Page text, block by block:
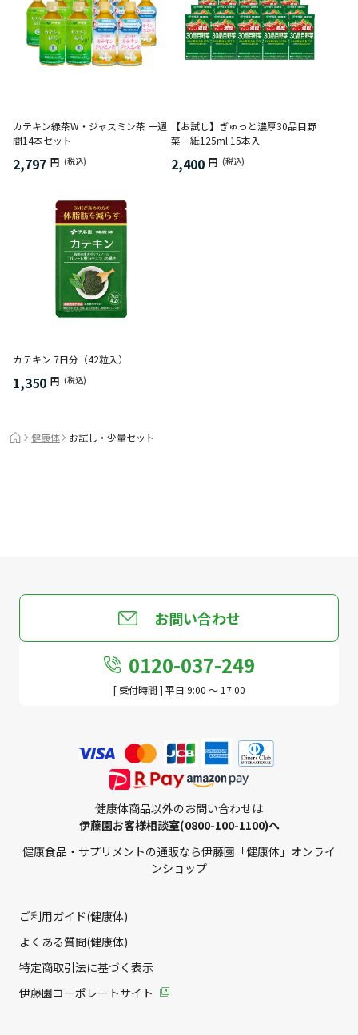
カテキン緑茶W・ジャスミン茶 一週
間14本セット
2,797 円 (税込)
【お試し】ぎゅっと濃厚30品目野
菜 紙125ml 15本入
2,400 円 (税込)
カテキン 7日分（42粒入）
1,350 円 (税込)
健康体 お試し・少量セット
お問い合わせ
0120-037-249
[ 受付時間 ] 平日 9:00 ～ 17:00
健康体商品以外のお問い合わせは
伊藤園お客様相談室(0800-100-1100)へ
健康食品・サプリメントの通販なら伊藤園「健康体」オンライ
ンショップ
ご利用ガイド(健康体)
よくある質問(健康体)
特定商取引法に基づく表示
伊藤園コーポレートサイト